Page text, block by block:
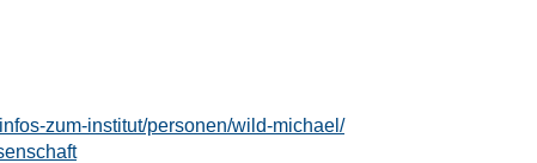
zum-institut/personen/wild-michael/